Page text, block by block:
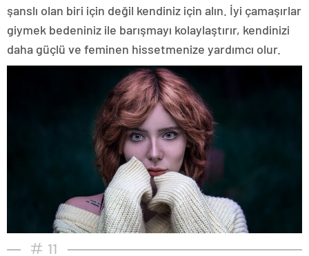
şanslı olan biri için değil kendiniz için alın. İyi çamaşırlar
giymek bedeniniz ile barışmayı kolaylaştırır, kendinizi
daha güçlü ve feminen hissetmenize yardımcı olur.
11